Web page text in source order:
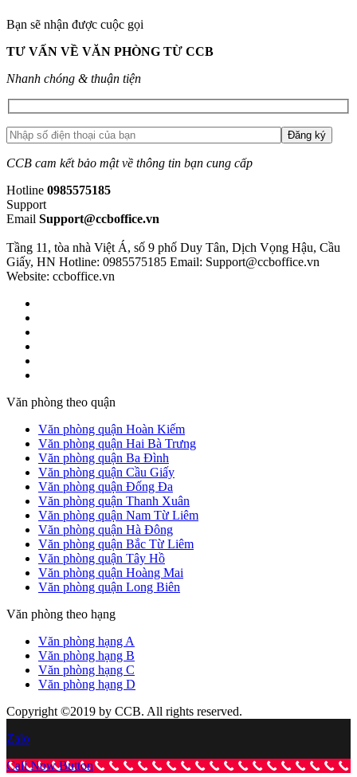
Bạn sẽ nhận được cuộc gọi
TƯ VẤN VỀ VĂN PHÒNG TỪ CCB
Nhanh chóng & thuận tiện
CCB cam kết bảo mật về thông tin bạn cung cấp
Hotline 0985575185
Support
Email Support@ccboffice.vn
Tầng 11, tòa nhà Việt Á, số 9 phố Duy Tân, Dịch Vọng Hậu, Cầu
Giấy, HN Hotline: 0985575185 Email: Support@ccboffice.vn
Website: ccboffice.vn
Văn phòng theo quận
Văn phòng quận Hoàn Kiếm
Văn phòng quận Hai Bà Trưng
Văn phòng quận Ba Đình
Văn phòng quận Cầu Giấy
Văn phòng quận Đống Đa
Văn phòng quận Thanh Xuân
Văn phòng quận Nam Từ Liêm
Văn phòng quận Hà Đông
Văn phòng quận Bắc Từ Liêm
Văn phòng quận Tây Hồ
Văn phòng quận Hoàng Mai
Văn phòng quận Long Biên
Văn phòng theo hạng
Văn phòng hạng A
Văn phòng hạng B
Văn phòng hạng C
Văn phòng hạng D
Copyright ©2019 by CCB. All rights reserved.
Zalo
Call Now Button